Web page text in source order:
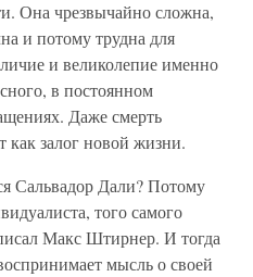
Она чрезвычайно сложна,
и потому трудна для
и великолепие именно
в постоянном
Даже смерть
как залог новой жизни.
Сальвадор Дали? Потому
того самого
Макс Штирнер. И тогда
мысль о своей